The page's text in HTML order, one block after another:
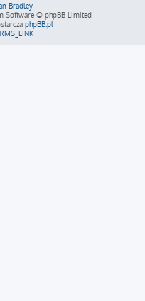
Bradley
Software © phpBB Limited
phpBB.pl